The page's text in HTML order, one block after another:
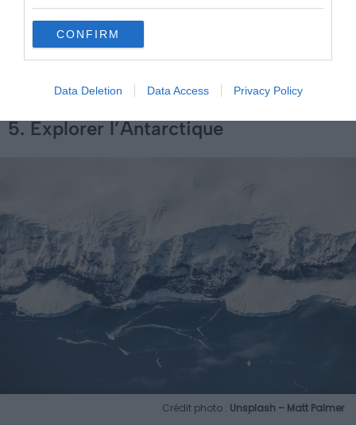
CONFIRM
Data Deletion Data Access Privacy Policy
les sommets chiliens !
5. Explorer l’Antarctique
Crédit photo : Unsplash – Matt Palmer